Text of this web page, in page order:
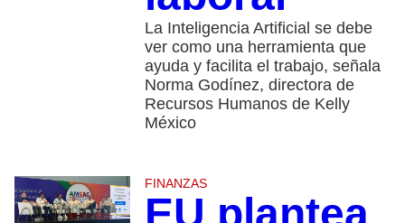
La Inteligencia Artificial se debe
ver como una herramienta que
ayuda y facilita el trabajo, señala
Norma Godínez, directora de
Recursos Humanos de Kelly
México
FINANZAS